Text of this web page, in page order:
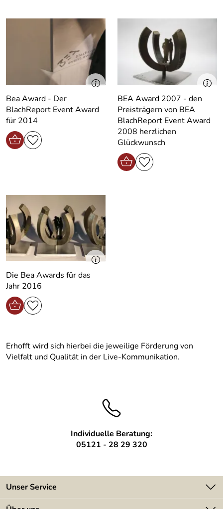
Bea Award - Der
BlachReport Event Award
für 2014
BEA Award 2007 - den
Preisträgern von BEA
BlachReport Event Award
2008 herzlichen
Glückwunsch
Die Bea Awards für das
Jahr 2016
Erhofft wird sich hierbei die jeweilige Förderung von
Vielfalt und Qualität in der Live-Kommunikation.
Individuelle Beratung:
05121 - 28 29 320
Unser Service
Kontakt